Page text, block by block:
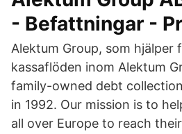
- Befattningar -
Alektum Group, som hjälper
kassaflöden inom Alektum
family-owned debt
in 1992. Our mission is to
all over Europe to reach